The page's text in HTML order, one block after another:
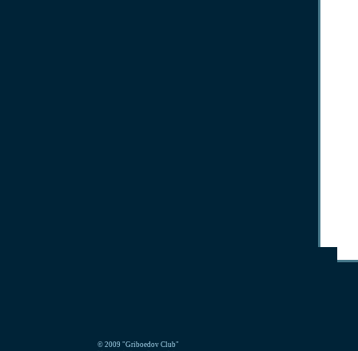
© 2009 "Griboedov Club"